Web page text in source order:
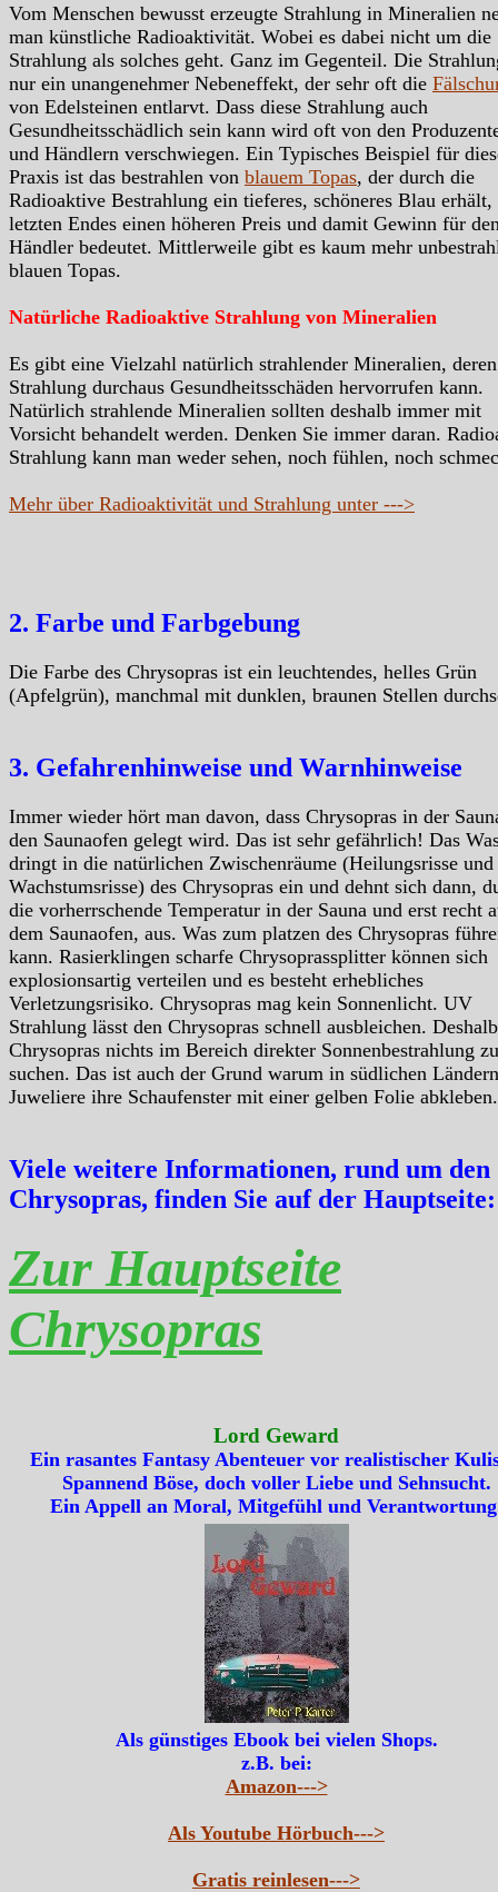
Vom Menschen bewusst erzeugte Strahlung in Mineralien
man künstliche Radioaktivität. Wobei es dabei nicht um die
Strahlung als solches geht. Ganz im Gegenteil. Die
nur ein unangenehmer Nebeneffekt, der sehr oft die
von Edelsteinen entlarvt. Dass diese Strahlung auch
Gesundheitsschädlich sein kann wird oft von den
und Händlern verschwiegen. Ein Typisches Beispiel für
Praxis ist das bestrahlen von blauem Topas, der durch die
Radioaktive Bestrahlung ein tieferes, schöneres Blau erhält,
letzten Endes einen höheren Preis und damit Gewinn für
Händler bedeutet. Mittlerweile gibt es kaum mehr
blauen Topas.
Natürliche Radioaktive Strahlung von Mineralien
Es gibt eine Vielzahl natürlich strahlender Mineralien, deren
Strahlung durchaus Gesundheitsschäden hervorrufen kann.
Natürlich strahlende Mineralien sollten deshalb immer mit
Vorsicht behandelt werden. Denken Sie immer daran.
Strahlung kann man weder sehen, noch fühlen, noch
Mehr über Radioaktivität und Strahlung unter --->
2. Farbe und Farbgebung
Die Farbe des Chrysopras ist ein leuchtendes, helles Grün
(Apfelgrün), manchmal mit dunklen, braunen Stellen
3. Gefahrenhinweise und Warnhinweise
Immer wieder hört man davon, dass Chrysopras in der
den Saunaofen gelegt wird. Das ist sehr gefährlich! Das
dringt in die natürlichen Zwischenräume (Heilungsrisse und
Wachstumsrisse) des Chrysopras ein und dehnt sich dann,
die vorherrschende Temperatur in der Sauna und erst recht
dem Saunaofen, aus. Was zum platzen des Chrysopras
kann. Rasierklingen scharfe Chrysoprassplitter können sich
explosionsartig verteilen und es besteht erhebliches
Verletzungsrisiko. Chrysopras mag kein Sonnenlicht. UV
Strahlung lässt den Chrysopras schnell ausbleichen.
Chrysopras nichts im Bereich direkter Sonnenbestrahlung zu
suchen. Das ist auch der Grund warum in südlichen
Juweliere ihre Schaufenster mit einer gelben Folie abkleben.
Viele weitere Informationen, rund um den
Chrysopras, finden Sie auf der Hauptseite:
Zur Hauptseite
Chrysopras
Lord Geward
Ein rasantes Fantasy Abenteuer vor realistischer
Spannend Böse, doch voller Liebe und Sehnsucht.
Ein Appell an Moral, Mitgefühl und
Als günstiges Ebook bei vielen Shops.
z.B. bei:
Amazon--->
Als Youtube Hörbuch--->
Gratis reinlesen--->